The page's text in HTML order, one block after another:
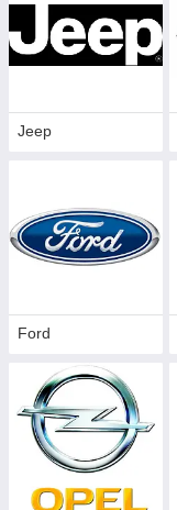
Jeep
Ford